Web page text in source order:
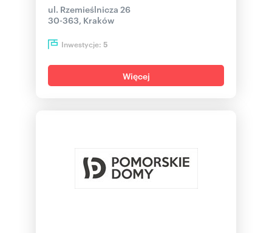
ul. Rzemieślnicza 26
30-363, Kraków
Inwestycje: 5
Więcej